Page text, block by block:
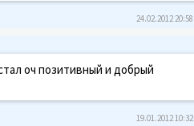
24.02.2012 20:58
оч позитивный и добрый
19.01.2012 10:32